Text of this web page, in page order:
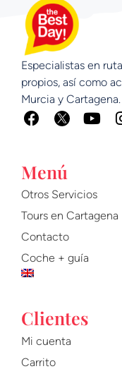
Especialistas en
propios, así como
Murcia y Cartagena.
F
a
b
o
k
Y
o
b
Menú
Otros Servicios
Tours en Cartagena
Contacto
Coche + guía
Clientes
Mi cuenta
Carrito